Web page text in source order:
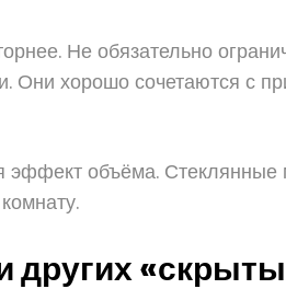
Не обязательно
Они хорошо сочетаются с
эффект объёма.
других